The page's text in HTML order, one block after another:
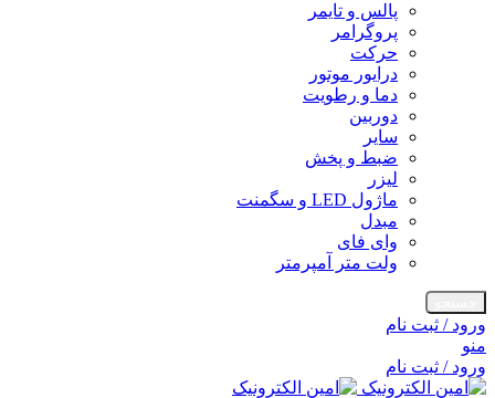
پالس و تایمر
پروگرامر
حرکت
درایور موتور
دما و رطویت
دوربین
سایر
ضبط و پخش
لیزر
ماژول LED و سگمنت
مبدل
وای فای
ولت متر آمپرمتر
ورود / ثبت نام
منو
ورود / ثبت نام